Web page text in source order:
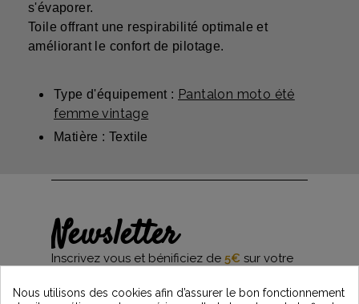
s'évaporer.
Toile offrant une respirabilité optimale et
améliorant le confort de pilotage.
Type d'équipement : Pantalon moto été
femme vintage
Matière : Textile
Newsletter
Inscrivez vous et bénificiez de 5€ sur votre
et restez informés des dernières nouveautés
Nous utilisons des cookies afin d’assurer le bon fonctionnement